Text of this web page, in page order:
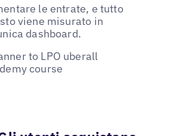
le entrate, e tutto
viene misurato in
dashboard.